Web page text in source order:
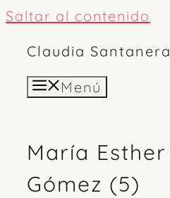
Saltar al contenido
Claudia Santanera
Menú
María Esther
Gómez (5)